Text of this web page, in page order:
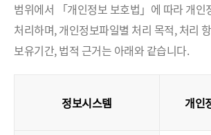
범위에서 「개인정보 보호법」에 따라 개인
처리하며, 개인정보파일별 처리 목적, 처리
보유기간, 법적 근거는 아래와 같습니다.
정보시스템 개인